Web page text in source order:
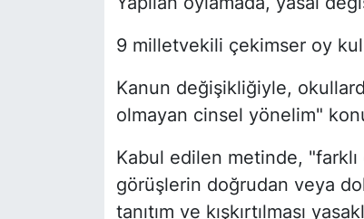
9 milletvekili çekimser oy
Kanun değişikliğiyle,
olmayan cinsel yönelim"
Kabul edilen metinde,
görüşlerin doğrudan veya
tanıtım ve kışkırtılması